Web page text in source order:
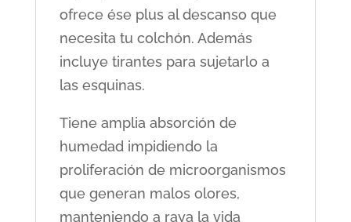
ofrece ése plus al descanso que
necesita tu colchón. Además
incluye tirantes para sujetarlo a
las esquinas.
Tiene amplia absorción de
humedad impidiendo la
proliferación de microorganismos
que generan malos olores,
manteniendo a raya la vida